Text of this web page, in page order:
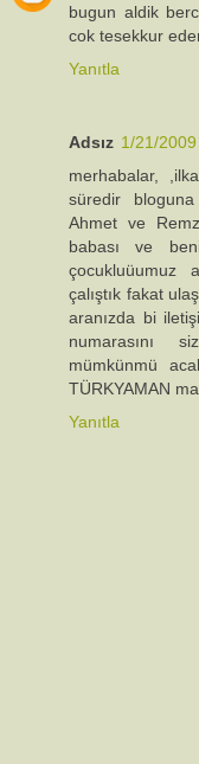
bugun aldik
cok tesekkur
Yanıtla
Adsız 1/21/
merhabalar,
süredir bloguna
Ahmet ve
babası ve
çocukluüumuz
çalıştık fakat
aranızda bi
numarasını
mümkünmü
TÜRKYAMAN
Yanıtla